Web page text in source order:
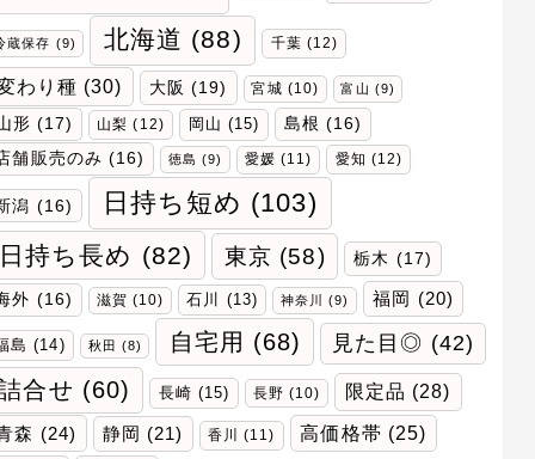
蔵保存 (9) 北海道 (88) 千葉 (12)
わり種 (30) 大阪 (19) 宮城 (10) 富山 (9)
形 (17) 山梨 (12) 岡山 (15) 島根 (16)
舗販売のみ (16) 徳島 (9) 愛媛 (11) 愛知 (12)
潟 (16) 日持ち短め (103)
日持ち長め (82) 東京 (58) 栃木 (17)
外 (16) 滋賀 (10) 石川 (13) 神奈川 (9) 福岡 (20)
島 (14) 秋田 (8) 自宅用 (68) 見た目◎ (42)
合せ (60) 長崎 (15) 長野 (10) 限定品 (28)
森 (24) 静岡 (21) 香川 (11) 高価格帯 (25)